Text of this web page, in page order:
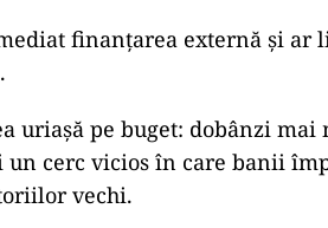
finanțarea externă și ar
uriașă pe buget: dobânzi mai
cerc vicios în care banii
vechi.